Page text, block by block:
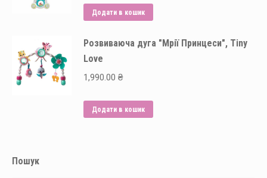
Додати в кошик
Розвиваюча дуга "Мрії Принцеси", Tiny
Love
1,990.00 ₴
Додати в кошик
Пошук